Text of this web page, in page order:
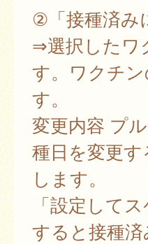
②「接種済み
⇒選択したワ
す。ワクチ
す。
変更内容 プ
種日を変更
します。
「設定して
すると接種済